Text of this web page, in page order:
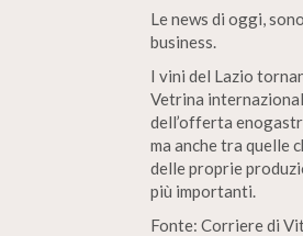
Le news di oggi,
business.
I vini del Lazio
Vetrina
dell’offerta
ma anche tra quelle
delle proprie
più importanti.
Fonte: Corriere di